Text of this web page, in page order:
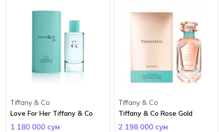
Tiffany & Co
Love For Her Tiffany & Co
1 180 000 сум
Tiffany & Co
Tiffany & Co Rose Gold
2 198 000 сум